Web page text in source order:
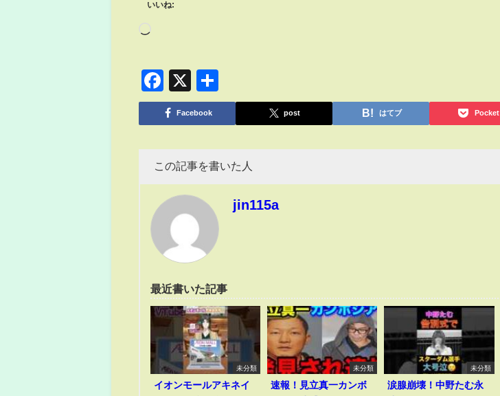
いいね:
Facebook
X
有
Facebook post はてブ Pocket
この記事を書いた人
jin115a
最近書いた記事
未分類
イオンモールアキネイ
未分類
速報！見立真一カンボ
未分類
涙腺崩壊！中野たむ永